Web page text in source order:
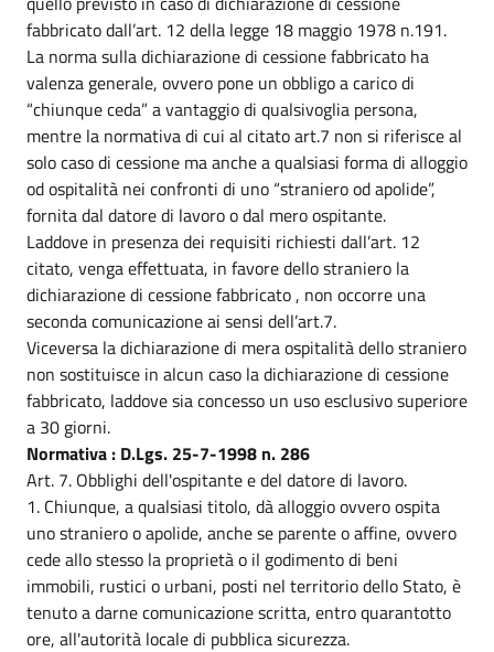
fabbricato dall’art. 12 della legge 18 maggio 1978 n.191.
La norma sulla dichiarazione di cessione fabbricato ha
valenza generale, ovvero pone un obbligo a carico di
“chiunque ceda” a vantaggio di qualsivoglia persona,
mentre la normativa di cui al citato art.7 non si riferisce al
solo caso di cessione ma anche a qualsiasi forma di alloggio
od ospitalità nei confronti di uno “straniero od apolide”,
fornita dal datore di lavoro o dal mero ospitante.
Laddove in presenza dei requisiti richiesti dall’art. 12
citato, venga effettuata, in favore dello straniero la
dichiarazione di cessione fabbricato , non occorre una
seconda comunicazione ai sensi dell’art.7.
Viceversa la dichiarazione di mera ospitalità dello straniero
non sostituisce in alcun caso la dichiarazione di cessione
fabbricato, laddove sia concesso un uso esclusivo superiore
a 30 giorni.
Normativa : D.Lgs. 25-7-1998 n. 286
Art. 7. Obblighi dell'ospitante e del datore di lavoro.
1. Chiunque, a qualsiasi titolo, dà alloggio ovvero ospita
uno straniero o apolide, anche se parente o affine, ovvero
cede allo stesso la proprietà o il godimento di beni
immobili, rustici o urbani, posti nel territorio dello Stato, è
tenuto a darne comunicazione scritta, entro quarantotto
ore, all'autorità locale di pubblica sicurezza.